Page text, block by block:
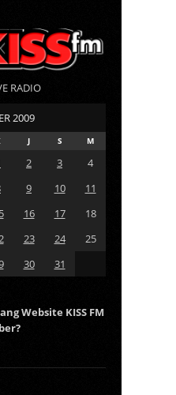
RADIO
2009
J S M
2 3
4
9 10
11
16 17
18
23 24
25
30
31
Website KISS FM